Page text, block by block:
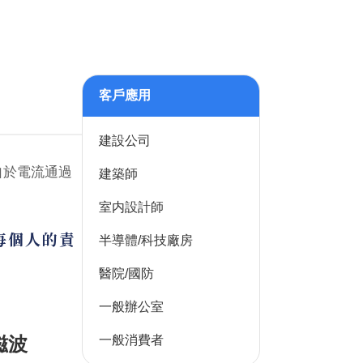
電流通過
個人的責
波
客戶應用
建設公司
建築師
室内設計師
半導體/科技廠房
醫院/國防
一般辦公室
一般消費者